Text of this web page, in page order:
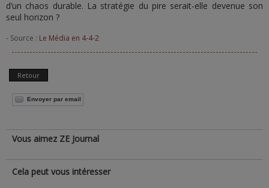
d’un chaos durable. La stratégie du pire serait-elle devenue son
seul horizon ?
- Source : Le Média en 4-4-2
Retour
Envoyer par email
Vous aimez ZE Journal
Cela peut vous intéresser